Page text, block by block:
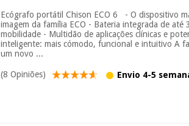
Ecógrafo portátil Chison ECO 6 - O dispositivo
imagem da família ECO - Bateria integrada de até
mobilidade - Multidão de aplicações clínicas e
inteligente: mais cómodo, funcional e intuitivo A
um novo ...
(8 Opiniões) Envio 4-5